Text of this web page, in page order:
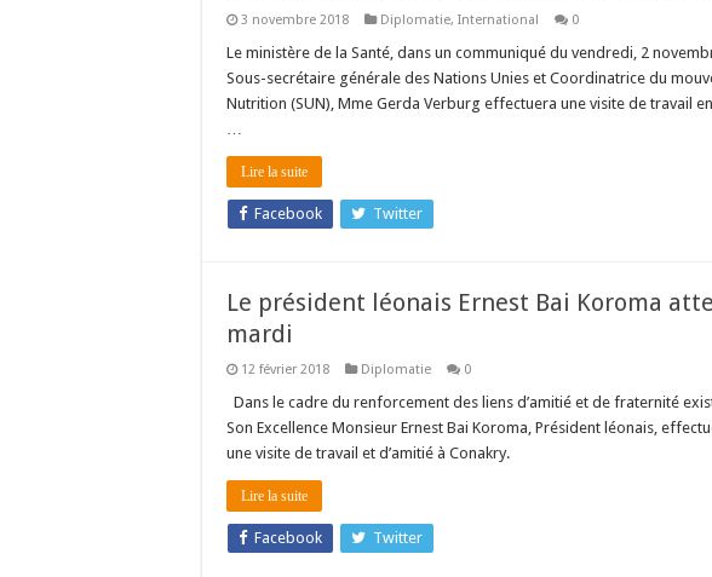
3 novembre 2018 Diplomatie, International 0
Le ministère de la Santé, dans un communiqué du vendredi, 2
Sous-secrétaire générale des Nations Unies et Coordinatrice du
Nutrition (SUN), Mme Gerda Verburg effectuera une visite de travail
Lire la suite
Facebook Twitter
Le président léonais Ernest Bai Koroma
mardi
12 février 2018 Diplomatie 0
Dans le cadre du renforcement des liens d’amitié et de fraternité
Son Excellence Monsieur Ernest Bai Koroma, Président léonais,
une visite de travail et d’amitié à Conakry.
Lire la suite
Facebook Twitter